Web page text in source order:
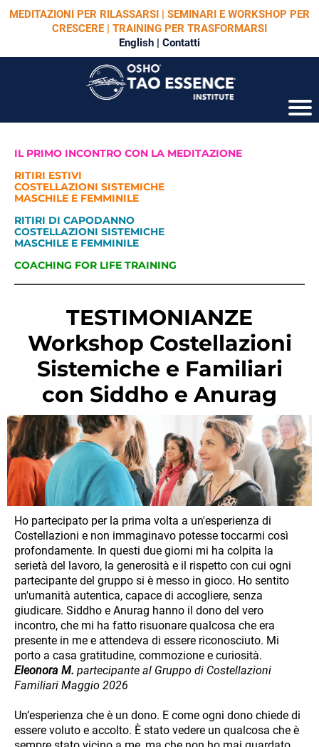
MEDITAZIONI PER RILASSARSI | SEMINARI E WORKSHOP PER
CRESCERE | TRAINING PER TRASFORMARSI
English | Contatti
IL PRIMO INCONTRO CON LA MEDITAZIONE
RITIRI ESTIVI
COSTELLAZIONI SISTEMICHE
MASCHILE E FEMMINILE
RITIRI DI CAPODANNO
COSTELLAZIONI SISTEMICHE
MASCHILE E FEMMINILE
COACHING FOR LIFE TRAINING
TESTIMONIANZE
Workshop Costellazioni
Sistemiche e Familiari
con Siddho e Anurag
Ho partecipato per la prima volta a un'esperienza di
Costellazioni e non immaginavo potesse toccarmi così
profondamente. In questi due giorni mi ha colpita la
serietà del lavoro, la generosità e il rispetto con cui ogni
partecipante del gruppo si è messo in gioco. Ho sentito
un'umanità autentica, capace di accogliere, senza
giudicare. Siddho e Anurag hanno il dono del vero
incontro, che mi ha fatto risuonare qualcosa che era
presente in me e attendeva di essere riconosciuto. Mi
porto a casa gratitudine, commozione e curiosità.
Eleonora M. partecipante al Gruppo di Costellazioni
Familiari Maggio 2026
Un’esperienza che è un dono. E come ogni dono chiede di
essere voluto e accolto. È stato vedere un qualcosa che è